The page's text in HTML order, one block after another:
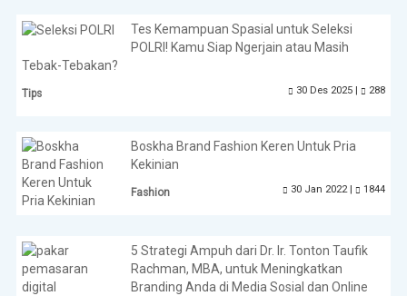
Tes Kemampuan Spasial untuk Seleksi
POLRI! Kamu Siap Ngerjain atau Masih
Tebak-Tebakan?
Tips 30 Des 2025 | 288
Boskha Brand Fashion Keren Untuk Pria
Kekinian
Fashion 30 Jan 2022 | 1844
5 Strategi Ampuh dari Dr. Ir. Tonton Taufik
Rachman, MBA, untuk Meningkatkan
Branding Anda di Media Sosial dan Online